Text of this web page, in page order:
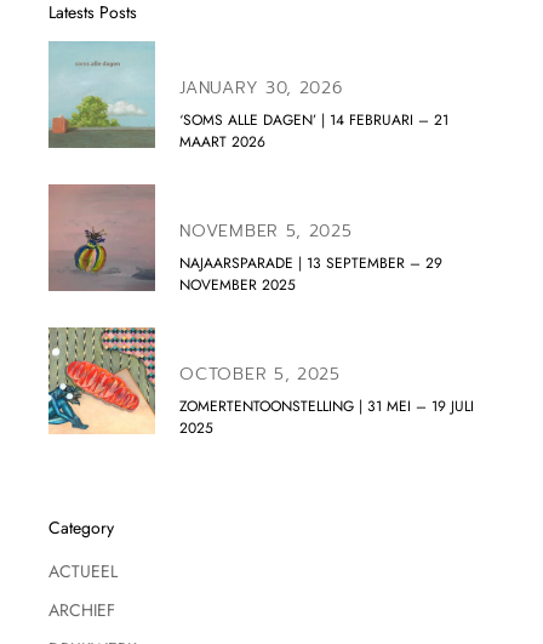
Latests Posts
JANUARY 30, 2026
‘SOMS ALLE DAGEN’ | 14 FEBRUARI – 21
MAART 2026
NOVEMBER 5, 2025
NAJAARSPARADE | 13 SEPTEMBER – 29
NOVEMBER 2025
OCTOBER 5, 2025
ZOMERTENTOONSTELLING | 31 MEI – 19 JULI
2025
Category
ACTUEEL
ARCHIEF